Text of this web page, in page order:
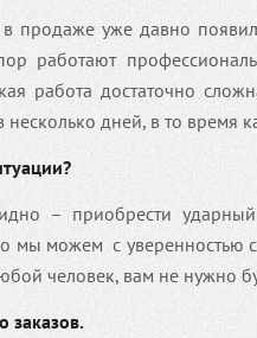
продаже уже давно
работают
работа достаточно
несколько дней, в то время
– приобрести
мы можем с уверенностью
человек, вам не нужно
заказов.